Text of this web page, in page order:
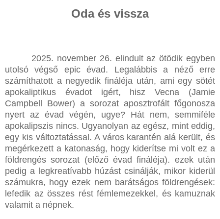
Oda és vissza
2025. november 26. elindult az ötödik egyben
utolsó végső epic évad. Legalábbis a néző erre
számíthatott a negyedik fináléja után, ami egy sötét
apokaliptikus évadot igért, hisz Vecna (Jamie
Campbell Bower) a sorozat aposztrofált főgonosza
nyert az évad végén, ugye? Hát nem, semmiféle
apokalipszis nincs. Ugyanolyan az egész, mint eddig,
egy kis változtatással. A város karantén alá került, és
megérkezett a katonaság, hogy kiderítse mi volt ez a
földrengés sorozat (előző évad fináléja). ezek után
pedig a legkreatívabb húzást csinálják, mikor kiderül
számukra, hogy ezek nem barátságos földrengések:
lefedik az összes rést fémlemezekkel, és kamuznak
valamit a népnek.